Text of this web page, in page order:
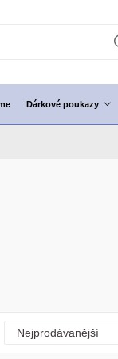
Dárkové poukazy